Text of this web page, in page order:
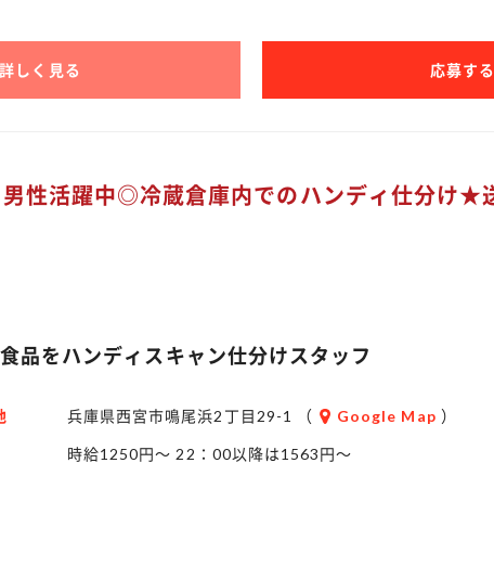
詳しく見る 応募す
性活躍中◎冷蔵倉庫内でのハンディ仕分け★
品をハンディスキャン仕分けスタッフ
兵庫県西宮市鳴尾浜2丁目29-1 （ Google Map ）
時給1250円～ 22：00以降は1563円～